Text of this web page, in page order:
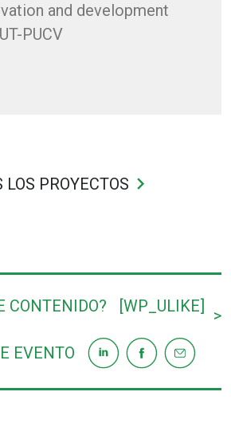
and development
PUCV
LOS PROYECTOS keyboard_arrow_right
CONTENIDO? [WP_ULIKE]
>
EVENTO